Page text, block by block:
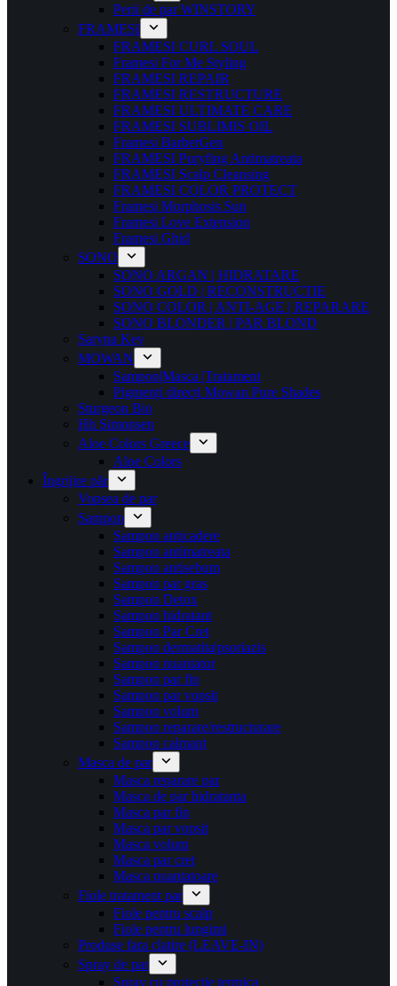
Perii de par WINSTORY
FRAMESI
FRAMESI CURL SOUL
Framesi For Me Styling
FRAMESI REPAIR
FRAMESI RESTRUCTURE
FRAMESI ULTIMATE CARE
FRAMESI SUBLIMIS OIL
Framesi BarberGen
FRAMESI Puryfing Antimatreata
FRAMESI Scalp Cleansing
FRAMESI COLOR PROTECT
Framesi Morphosis Sun
Framesi Love Extension
Framesi Ghid
SONO
SONO ARGAN | HIDRATARE
SONO GOLD | RECONSTRUCTIE
SONO COLOR | ANTI-AGE | REPARARE
SONO BLONDER | PAR BLOND
Saryna Key
MOWAN
Sampon|Masca |Tratament
Pigmenți direcți Mowan Pure Shades
Sturgeon Bio
Hh Simonsen
Aloe Colors Greece
Aloe Colors
Îngrijire păr
Vopsea de par
Sampon
Sampon anticadere
Sampon antimatreata
Sampon antisebum
Sampon par gras
Sampon Detox
Sampon hidratant
Sampon Par Cret
Sampon dermatita|psoriazis
Sampon nuantator
Sampon par fin
Sampon par vopsit
Sampon volum
Sampon reparare/restructurare
Sampon calmant
Masca de par
Masca reparare par
Masca de par hidratanta
Masca par fin
Masca par vopsit
Masca volum
Masca par cret
Masca nuantatoare
Fiole tratament par
Fiole pentru scalp
Fiole pentru lungimi
Produse fara clatire (LEAVE-IN)
Spray de par
Spray cu protectie termica